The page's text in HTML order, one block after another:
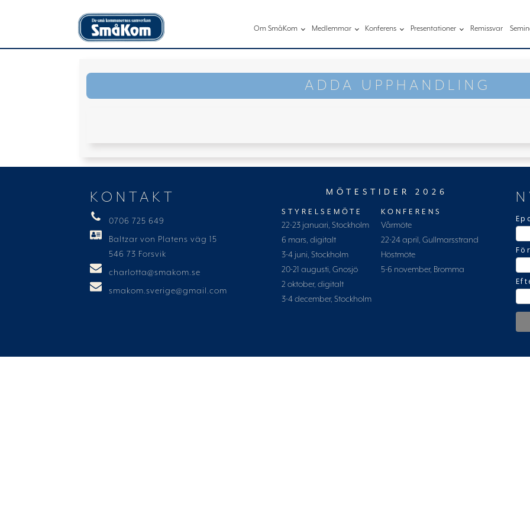
Om SmåKom Medlemmar Konferens Presentationer Remissvar
ADDA UPPHANDLING
KONTAKT
0706 725 649
Baltzar von Platens väg 15
546 73 Forsvik
charlotta@smakom.se
smakom.sverige@gmail.com
MÖTESTIDER 2026
STYRELSEMÖTE
22-23 januari, Stockholm
6 mars, digitalt
3-4 juni, Stockholm
20-21 augusti, Gnosjö
2 oktober, digitalt
3-4 december, Stockholm
KONFERENS
Vårmöte
22-24 april, Gullmarsstrand
Höstmöte
5-6 november, Bromma